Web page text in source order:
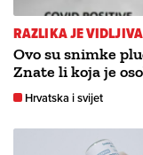
RAZLIKA JE
Ovo su snimke
Znate li koja je
Hrvatska i svijet